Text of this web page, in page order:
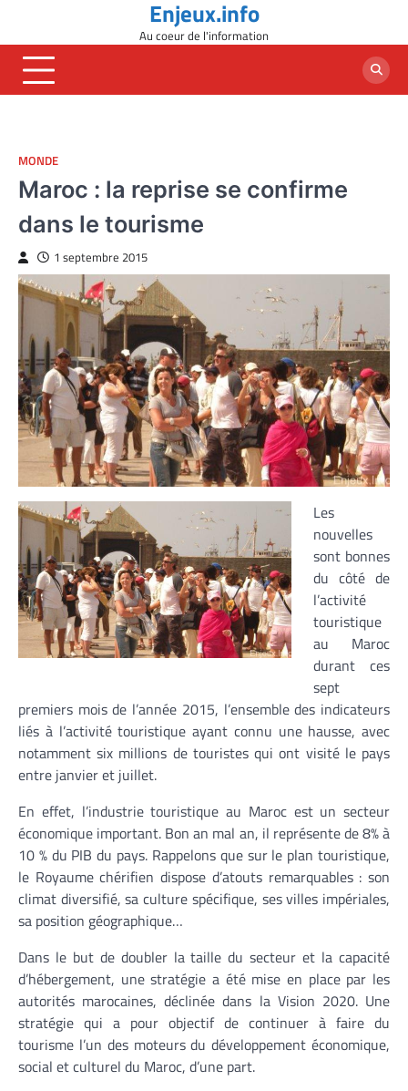
content
Enjeux.info
Au coeur de l'information
MONDE
Maroc : la reprise se confirme
dans le tourisme
1 septembre 2015
Les
nouvelles
sont bonnes
du côté de
l’activité
touristique
au Maroc
durant ces
sept
premiers mois de l’année 2015, l’ensemble des indicateurs
liés à l’activité touristique ayant connu une hausse, avec
notamment six millions de touristes qui ont visité le pays
entre janvier et juillet.
En effet, l’industrie touristique au Maroc est un secteur
économique important. Bon an mal an, il représente de 8% à
10 % du PIB du pays. Rappelons que sur le plan touristique,
le Royaume chérifien dispose d’atouts remarquables : son
climat diversifié, sa culture spécifique, ses villes impériales,
sa position géographique…
Dans le but de doubler la taille du secteur et la capacité
d’hébergement, une stratégie a été mise en place par les
autorités marocaines, déclinée dans la Vision 2020. Une
stratégie qui a pour objectif de continuer à faire du
tourisme l’un des moteurs du développement économique,
social et culturel du Maroc, d’une part.